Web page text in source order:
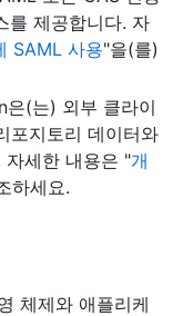
를 제공합니다. 자
SAML 사용"을(를)
(는) 외부 클라이
포지토리 데이터와
자세한 내용은 "개
하세요.
체제와 애플리케